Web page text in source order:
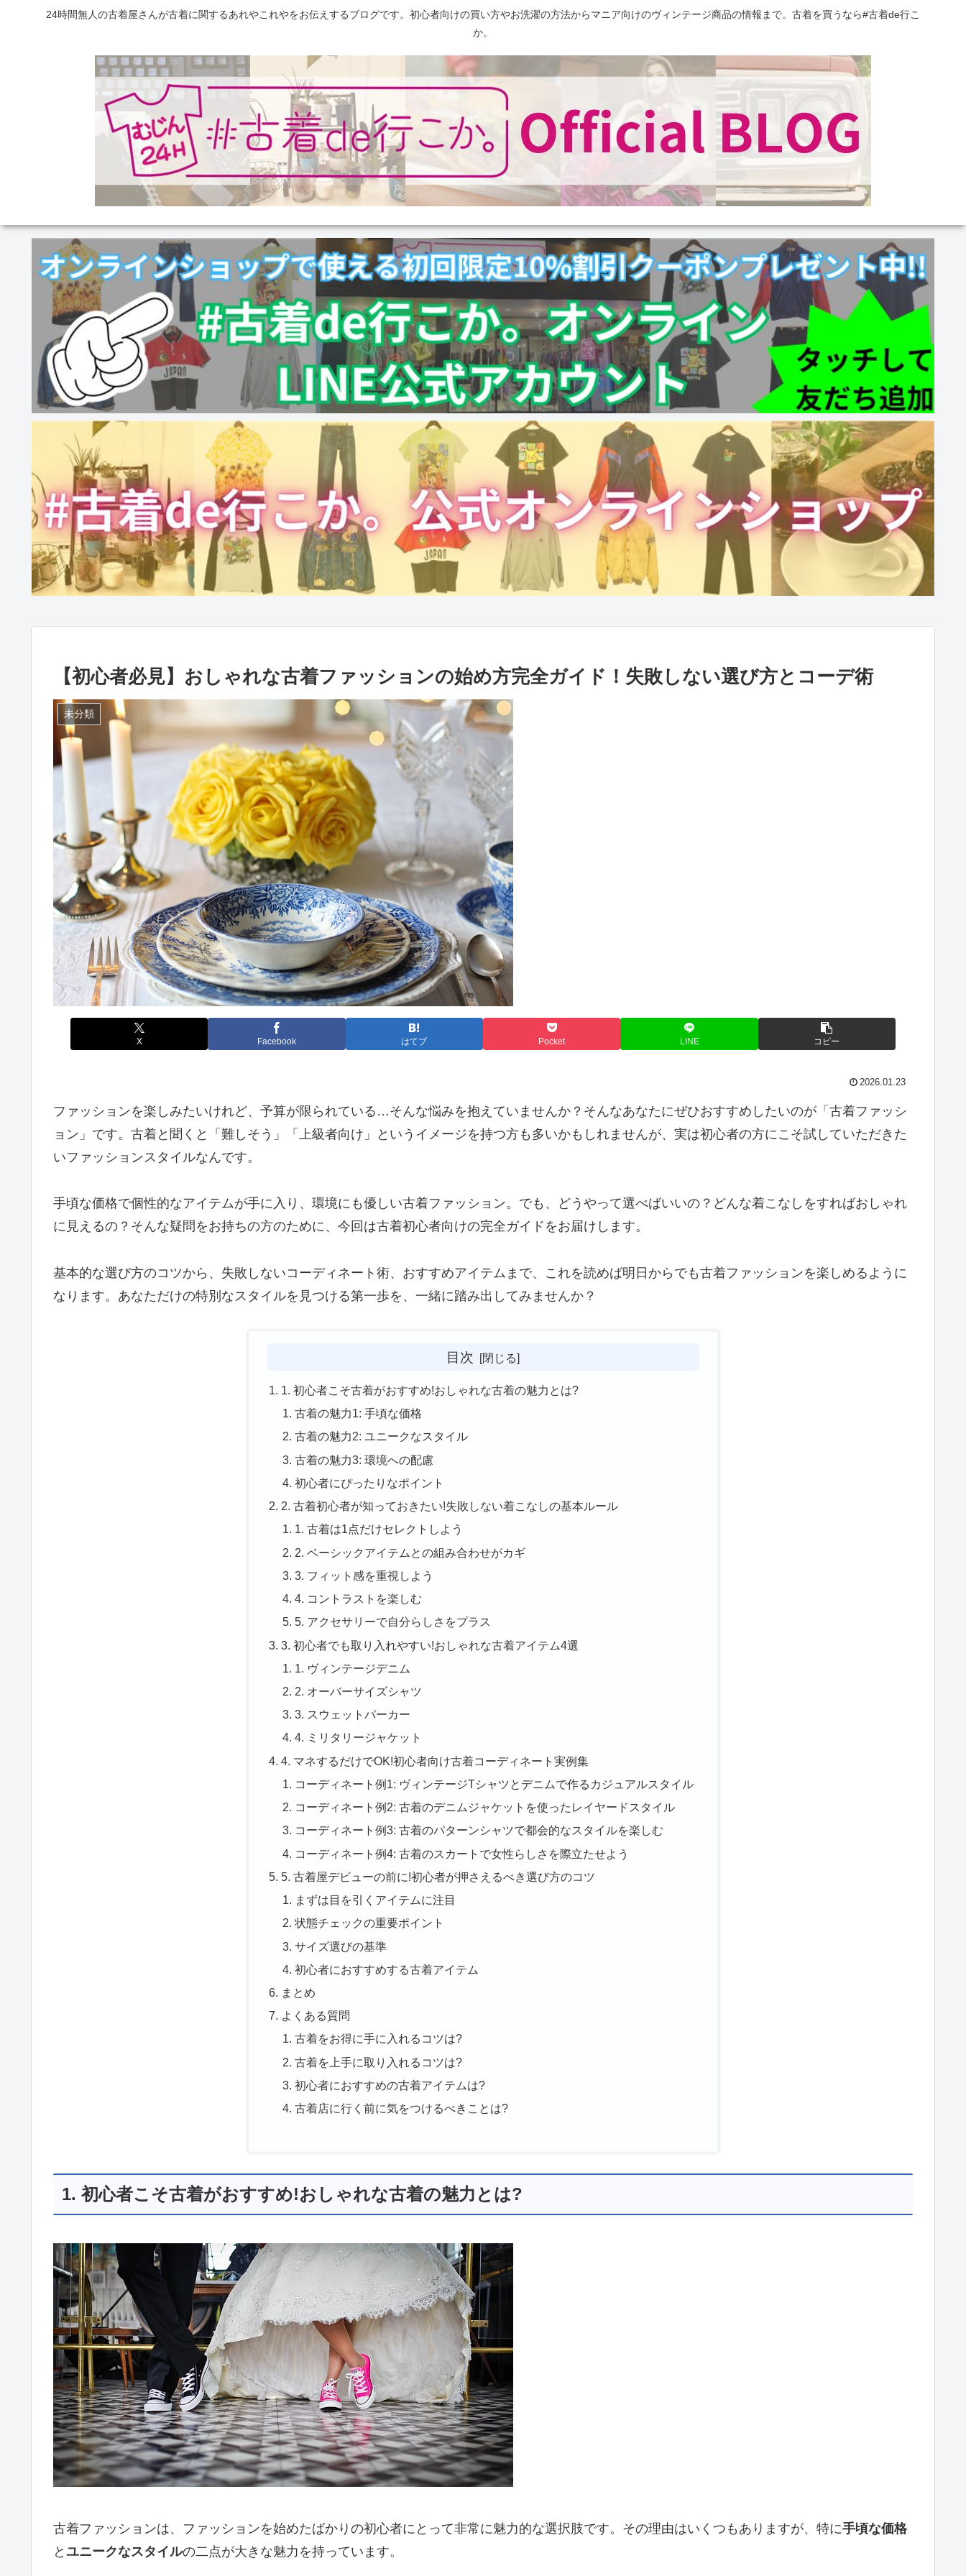
24時間無人の古着屋さんが古着に関するあれやこれやをお伝えするブログです。初心者向けの買い方やお洗濯の方法からマニア向けのヴィンテージ商品の情報まで。古着を買うなら#古着de行こ
か。
【初心者必見】おしゃれな古着ファッションの始め方完全ガイド！失敗しない選び方とコーデ術
未分類
X Facebook はてブ Pocket LINE コピー
2026.01.23
ファッションを楽しみたいけれど、予算が限られている…そんな悩みを抱えていませんか？そんなあなたにぜひおすすめしたいのが「古着ファッシ
ョン」です。古着と聞くと「難しそう」「上級者向け」というイメージを持つ方も多いかもしれませんが、実は初心者の方にこそ試していただきた
いファッションスタイルなんです。
手頃な価格で個性的なアイテムが手に入り、環境にも優しい古着ファッション。でも、どうやって選べばいいの？どんな着こなしをすればおしゃれ
に見えるの？そんな疑問をお持ちの方のために、今回は古着初心者向けの完全ガイドをお届けします。
基本的な選び方のコツから、失敗しないコーディネート術、おすすめアイテムまで、これを読めば明日からでも古着ファッションを楽しめるように
なります。あなただけの特別なスタイルを見つける第一歩を、一緒に踏み出してみませんか？
目次
1. 初心者こそ古着がおすすめ!おしゃれな古着の魅力とは?
古着の魅力1: 手頃な価格
古着の魅力2: ユニークなスタイル
古着の魅力3: 環境への配慮
初心者にぴったりなポイント
2. 古着初心者が知っておきたい!失敗しない着こなしの基本ルール
1. 古着は1点だけセレクトしよう
2. ベーシックアイテムとの組み合わせがカギ
3. フィット感を重視しよう
4. コントラストを楽しむ
5. アクセサリーで自分らしさをプラス
3. 初心者でも取り入れやすい!おしゃれな古着アイテム4選
1. ヴィンテージデニム
2. オーバーサイズシャツ
3. スウェットパーカー
4. ミリタリージャケット
4. マネするだけでOK!初心者向け古着コーディネート実例集
コーディネート例1: ヴィンテージTシャツとデニムで作るカジュアルスタイル
コーディネート例2: 古着のデニムジャケットを使ったレイヤードスタイル
コーディネート例3: 古着のパターンシャツで都会的なスタイルを楽しむ
コーディネート例4: 古着のスカートで女性らしさを際立たせよう
5. 古着屋デビューの前に!初心者が押さえるべき選び方のコツ
まずは目を引くアイテムに注目
状態チェックの重要ポイント
サイズ選びの基準
初心者におすすめする古着アイテム
まとめ
よくある質問
古着をお得に手に入れるコツは?
古着を上手に取り入れるコツは?
初心者におすすめの古着アイテムは?
古着店に行く前に気をつけるべきことは?
1. 初心者こそ古着がおすすめ!おしゃれな古着の魅力とは?
古着ファッションは、ファッションを始めたばかりの初心者にとって非常に魅力的な選択肢です。その理由はいくつもありますが、特に手頃な価格
と ユニークなスタイルの二点が大きな魅力を持っています。